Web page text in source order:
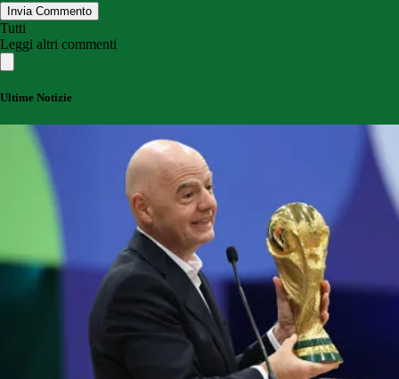
Invia Commento
Tutti
Leggi altri commenti
Ultime Notizie